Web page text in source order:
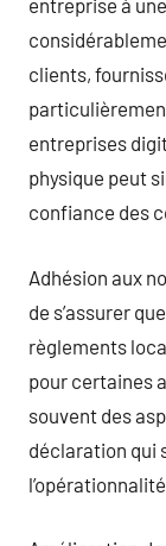
entreprise à
clients,
entreprises
physique peut
confiance des
Adhésion aux
de s’assurer
règlements
pour certaines
souvent des
déclaration qui